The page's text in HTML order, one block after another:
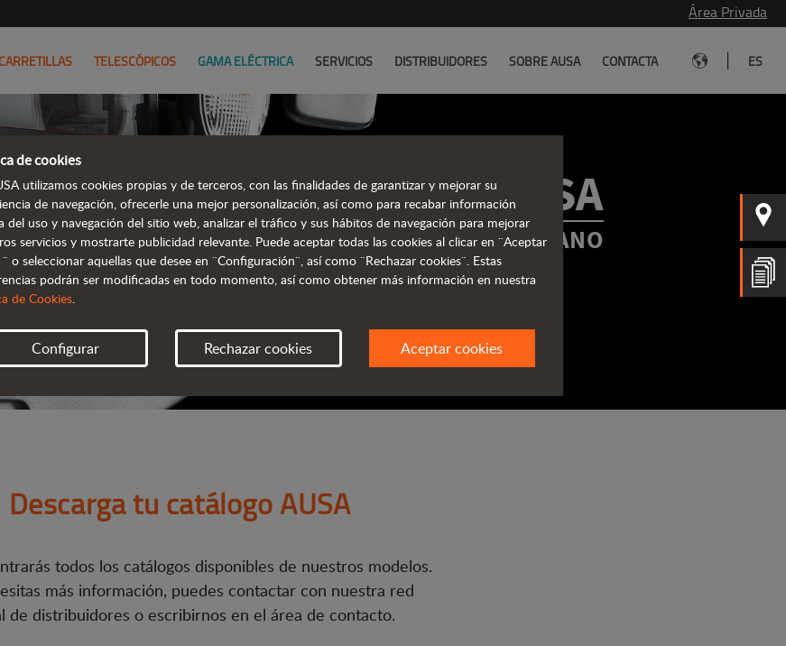
Área Privada
CARRETILLAS TELESCÓPICOS GAMA ELÉCTRICA SERVICIOS DISTRIBUIDORES SOBRE AUSA CONTACTA ES
CATÁLOGOS AUSA
TODA LA INFORMACIÓN EN TU MANO
Descarga tu catálogo AUSA
todos los catálogos disponibles de nuestros modelos.
más información, puedes contactar con nuestra red
de distribuidores o escribirnos en el área de contacto.
de cookies
utilizamos cookies propias y de terceros, con las finalidades de garantizar y mejorar su
de navegación, ofrecerle una mejor personalización, así como para recabar información
del uso y navegación del sitio web, analizar el tráfico y sus hábitos de navegación para mejorar
servicios y mostrarte publicidad relevante. Puede aceptar todas las cookies al clicar en ¨Aceptar
o seleccionar aquellas que desee en ¨Configuración¨, así como ¨Rechazar cookies¨. Estas
podrán ser modificadas en todo momento, así como obtener más información en nuestra
de Cookies.
Configurar Rechazar cookies Aceptar cookies